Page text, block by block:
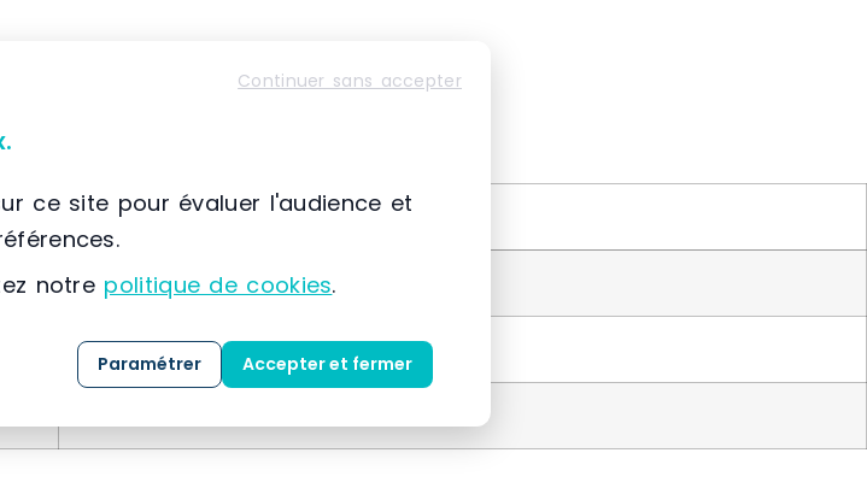
du matériel
Rouleau
45 pieds
Continuer sans accepter
ce site pour évaluer l'audience et
notre politique de cookies.
Paramétrer Accepter et fermer